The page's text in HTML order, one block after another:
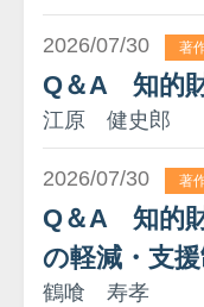
2026/07/30 著
Q＆A 知的
江原 健史郎
2026/07/30 著
Q＆A 知的
の軽減・支援
鶴喰 寿孝